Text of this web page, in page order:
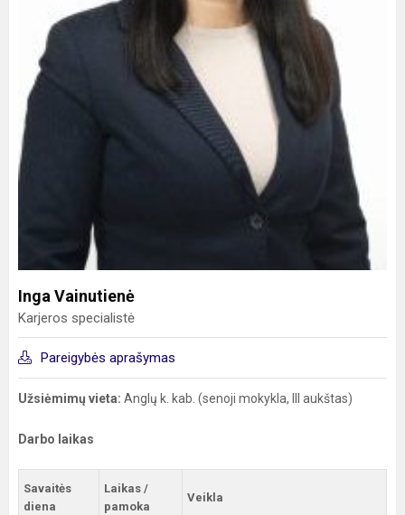
Inga Vainutienė
Karjeros specialistė
Pareigybės aprašymas
Užsiėmimų vieta: Anglų k. kab. (senoji mokykla, III aukštas)
Darbo laikas
Savaitės
diena
Laikas /
pamoka
Veikla